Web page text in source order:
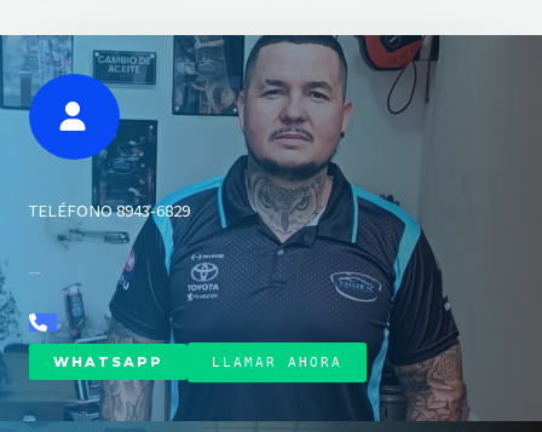
TELÉFONO 8943-6829
8943-6829
WHATSAPP LLAMAR AHORA